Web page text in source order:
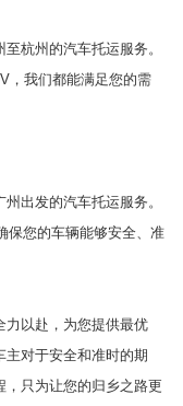
杭州的汽车托运服务。
，我们都能满足您的需
出发的汽车托运服务。
保您的车辆能够安全、准
力以赴，为您提供最优
主对于安全和准时的期
只为让您的归乡之路更